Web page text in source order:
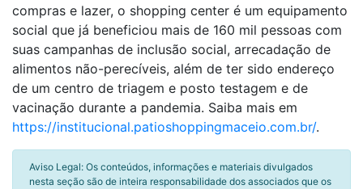
compras e lazer, o shopping center é um equipamento
social que já beneficiou mais de 160 mil pessoas com
suas campanhas de inclusão social, arrecadação de
alimentos não-perecíveis, além de ter sido endereço
de um centro de triagem e posto testagem e de
vacinação durante a pandemia. Saiba mais em
https://institucional.patioshoppingmaceio.com.br/.
Aviso Legal: Os conteúdos, informações e materiais divulgados
nesta seção são de inteira responsabilidade dos associados que os